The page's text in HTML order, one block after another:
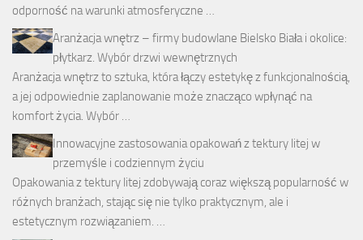
odporność na warunki atmosferyczne …
Aranżacja wnętrz – firmy budowlane Bielsko Biała i okolice:
płytkarz. Wybór drzwi wewnętrznych
Aranżacja wnętrz to sztuka, która łączy estetykę z funkcjonalnością,
a jej odpowiednie zaplanowanie może znacząco wpłynąć na
komfort życia. Wybór …
Innowacyjne zastosowania opakowań z tektury litej w
przemyśle i codziennym życiu
Opakowania z tektury litej zdobywają coraz większą popularność w
różnych branżach, stając się nie tylko praktycznym, ale i
estetycznym rozwiązaniem. …